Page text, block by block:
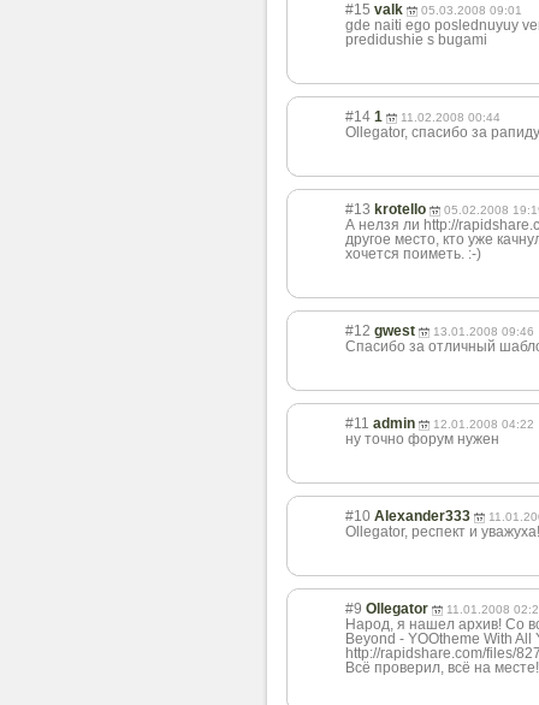
#15 valk 05.03.2008 09:01
gde naiti ego poslednuyuy
predidushie s bugami
#14 1 11.02.2008 00:44
Ollegator, спасибо за
#13 krotello 05.02.2008
А нелзя ли http://
другое место, кто уже
хочется поиметь. :-)
#12 gwest 13.01.2008 09:46
Спасибо за отличный
#11 admin 12.01.2008 04:22
ну точно форум нужен
#10 Alexander333
Ollegator, респект и
#9 Ollegator 11.01.2008
Народ, я нашел архив! Со
Beyond - YOOtheme With All
http://rapidshare.com/files/
Всё проверил, всё на месте!